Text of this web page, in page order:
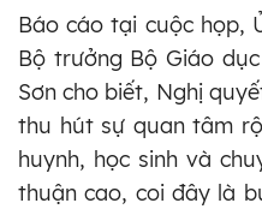
Báo cáo tại cuộc họp,
Bộ trưởng Bộ Giáo
Sơn cho biết, Nghị
thu hút sự quan tâm
huynh, học sinh và
thuận cao, coi đây là